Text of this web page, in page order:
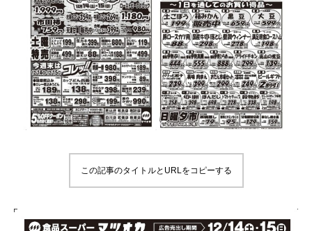
この記事のタイトルとURLをコピーする